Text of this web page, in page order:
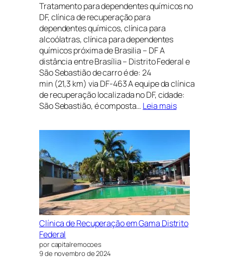
Tratamento para dependentes químicos no
DF, clínica de recuperação para
dependentes químicos, clínica para
alcoólatras, clínica para dependentes
químicos próxima de Brasilia – DF A
distância entre Brasília – Distrito Federal e
São Sebastião de carro é de: 24
min (21,3 km) via DF-463 A equipe da clínica
de recuperação localizada no DF, cidade:
São Sebastião, é composta… Leia mais:
DE
EM
NOVO
GAMA
DISTRITO
FEDERAL
E
GOIÁS
PRÓXIMO
Clínica de Recuperação em Gama Distrito
Federal
por capitalremocoes
9 de novembro de 2024